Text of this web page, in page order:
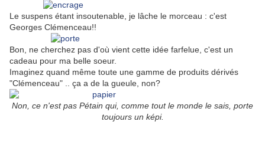
Le suspens étant insoutenable, je lâche le morceau : c'est
Georges Clémenceau!!
Bon, ne cherchez pas d'où vient cette idée farfelue, c'est un
cadeau pour ma belle soeur.
Imaginez quand même toute une gamme de produits dérivés
"Clémenceau" .. ça a de la gueule, non?
Non, ce n'est pas Pétain qui, comme tout le monde le sais, porte
toujours un képi.